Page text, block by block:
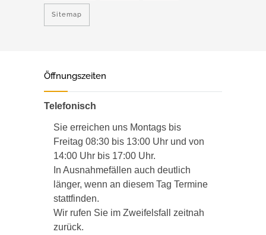
Sitemap
Öffnungszeiten
Telefonisch
Sie erreichen uns Montags bis
Freitag 08:30 bis 13:00 Uhr und von
14:00 Uhr bis 17:00 Uhr.
In Ausnahmefällen auch deutlich
länger, wenn an diesem Tag Termine
stattfinden.
Wir rufen Sie im Zweifelsfall zeitnah
zurück.